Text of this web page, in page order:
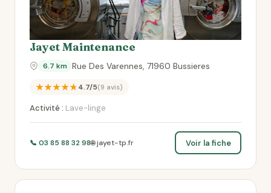
Jayet Maintenance
6.7 km Rue Des Varennes, 71960 Bussieres
★★★★★4.7/5(9 avis)
Activité : Lave-linge
📞 03 85 88 32 98🌐 jayet-tp.fr Voir la fiche